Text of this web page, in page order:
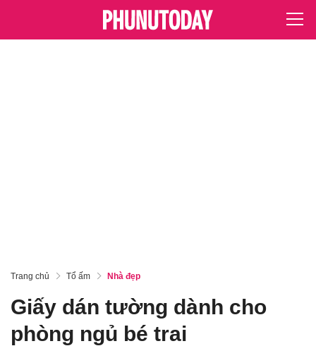
Trang chủ Tổ ấm Nhà đẹp
Giấy dán tường dành cho
phòng ngủ bé trai